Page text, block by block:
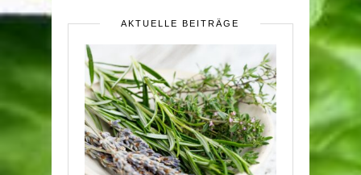
AKTUELLE BEITRÄGE